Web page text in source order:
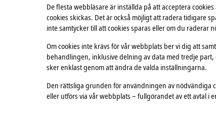
De flesta webbläsare är inställda på att acceptera
cookies skickas. Det är också möjligt att radera tidigare
inte samtycker till att cookies sparas eller om du raderar
Om cookies inte krävs för vår webbplats ber vi dig att
behandlingen, inklusive delning av data med tredje part,
sker enklast genom att ändra de valda inställningarna.
Den rättsliga grunden för användningen av nödvändiga
eller utförs via vår webbplats – fullgörandet av ett avtal i